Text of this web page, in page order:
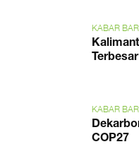
KABAR
KABAR
COP27